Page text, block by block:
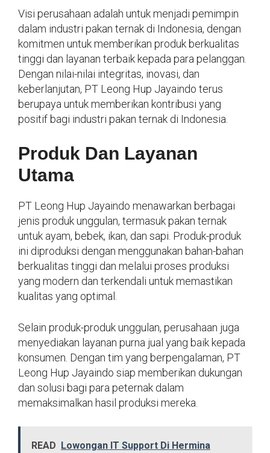
Visi perusahaan adalah untuk menjadi pemimpin
dalam industri pakan ternak di Indonesia, dengan
komitmen untuk memberikan produk berkualitas
tinggi dan layanan terbaik kepada para pelanggan.
Dengan nilai-nilai integritas, inovasi, dan
keberlanjutan, PT Leong Hup Jayaindo terus
berupaya untuk memberikan kontribusi yang
positif bagi industri pakan ternak di Indonesia.
Produk Dan Layanan
Utama
PT Leong Hup Jayaindo menawarkan berbagai
jenis produk unggulan, termasuk pakan ternak
untuk ayam, bebek, ikan, dan sapi. Produk-produk
ini diproduksi dengan menggunakan bahan-bahan
berkualitas tinggi dan melalui proses produksi
yang modern dan terkendali untuk memastikan
kualitas yang optimal.
Selain produk-produk unggulan, perusahaan juga
menyediakan layanan purna jual yang baik kepada
konsumen. Dengan tim yang berpengalaman, PT
Leong Hup Jayaindo siap memberikan dukungan
dan solusi bagi para peternak dalam
memaksimalkan hasil produksi mereka.
READ Lowongan IT Support Di Hermina